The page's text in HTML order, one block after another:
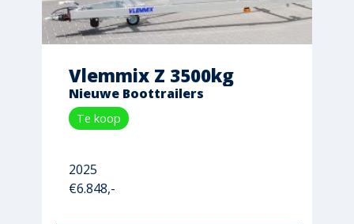
Vlemmix Z 3500kg
Nieuwe Boottrailers
Te koop
2025
€6.848,-